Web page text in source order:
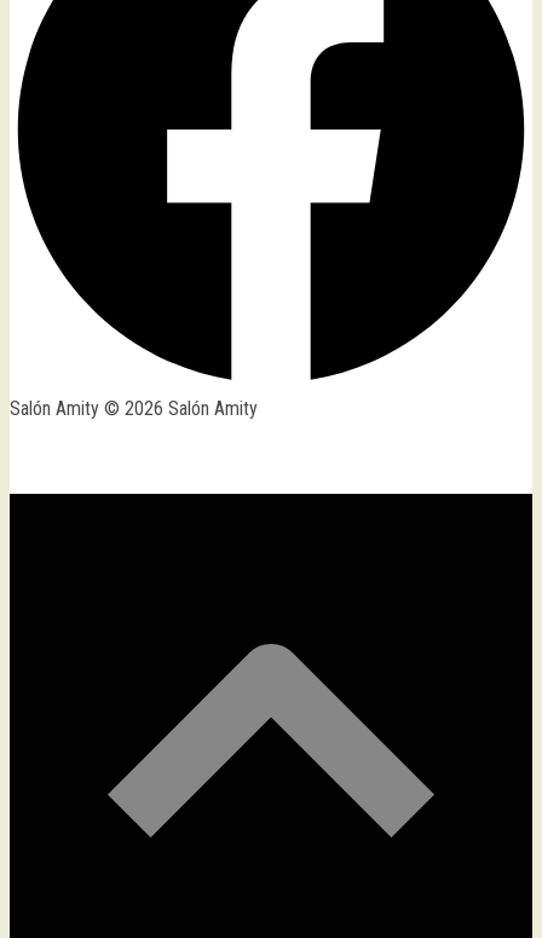
Salón Amity © 2026 Salón Amity